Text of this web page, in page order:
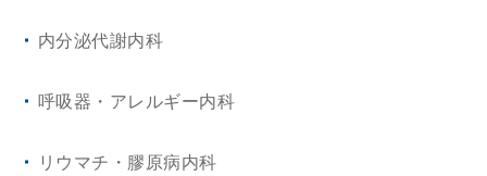
内分泌代謝内科
呼吸器・アレルギー内科
リウマチ・膠原病内科